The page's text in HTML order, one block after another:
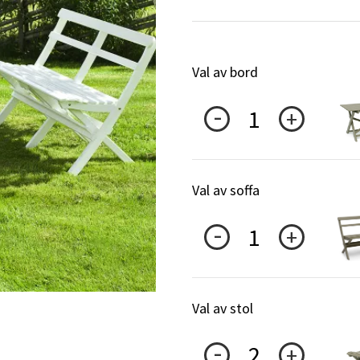
Underhållsprodukter
Småförvaring
Val av bord
1
Val av soffa
1
Val av stol